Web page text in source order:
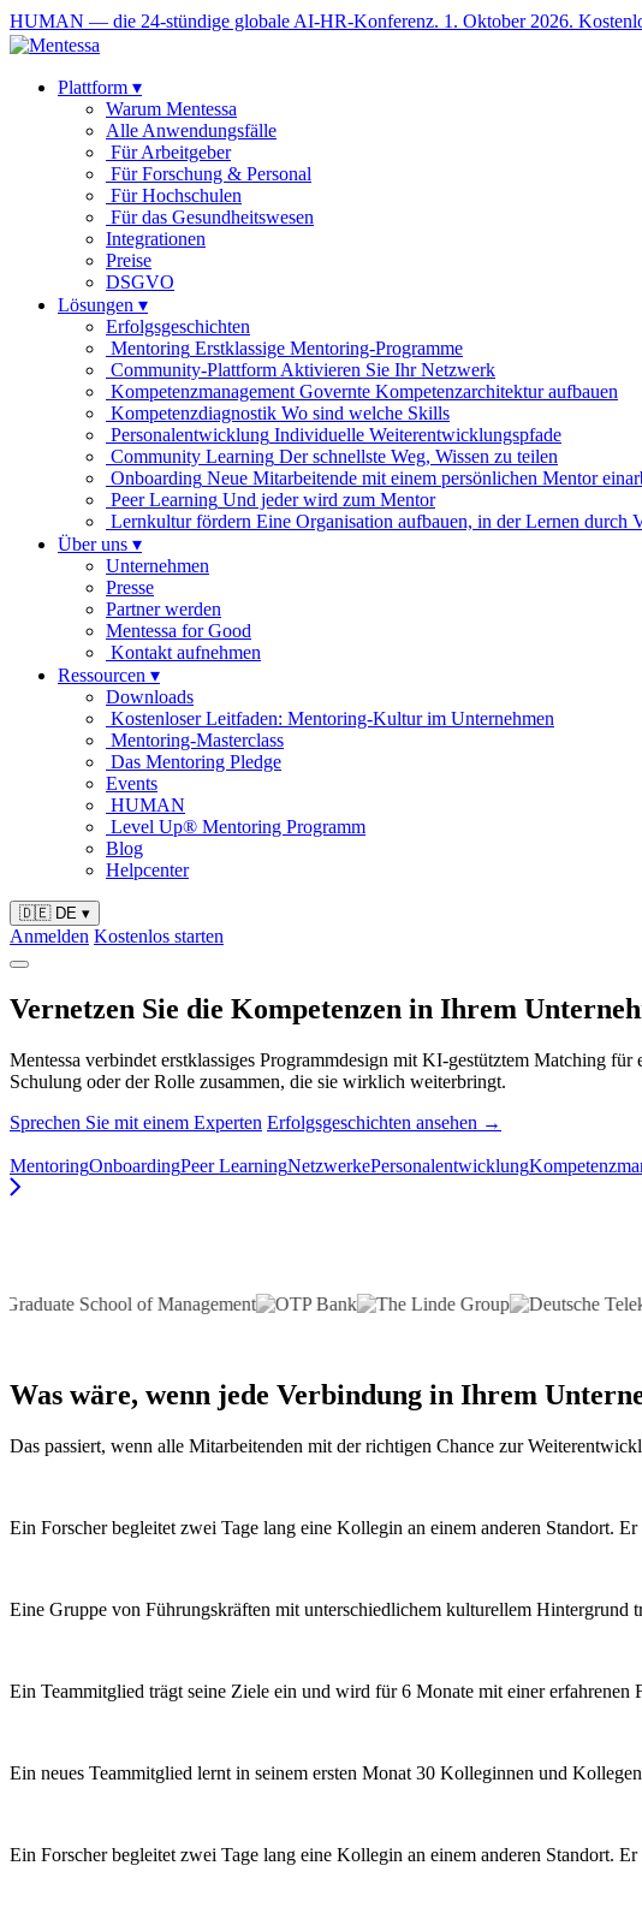
HUMAN — die 24-stündige globale AI-HR-Konferenz. 1. Oktober 2026.
Plattform ▾
Warum Mentessa
Alle Anwendungsfälle
Für Arbeitgeber
Für Forschung & Personal
Für Hochschulen
Für das Gesundheitswesen
Integrationen
Preise
DSGVO
Lösungen ▾
Erfolgsgeschichten
Mentoring Erstklassige Mentoring-Programme
Community-Plattform Aktivieren Sie Ihr Netzwerk
Kompetenzmanagement Governte Kompetenzarchitektur aufbauen
Kompetenzdiagnostik Wo sind welche Skills
Personalentwicklung Individuelle Weiterentwicklungspfade
Community Learning Der schnellste Weg, Wissen zu teilen
Onboarding Neue Mitarbeitende mit einem persönlichen Mentor
Peer Learning Und jeder wird zum Mentor
Lernkultur fördern Eine Organisation aufbauen, in der Lernen durch
Über uns ▾
Unternehmen
Presse
Partner werden
Mentessa for Good
Kontakt aufnehmen
Ressourcen ▾
Downloads
Kostenloser Leitfaden: Mentoring-Kultur im Unternehmen
Mentoring-Masterclass
Das Mentoring Pledge
Events
HUMAN
Level Up® Mentoring Programm
Blog
Helpcenter
🇩🇪 DE ▾
Anmelden Kostenlos starten
Vernetzen Sie die Kompetenzen in Ihrem
Mentessa verbindet erstklassiges Programmdesign mit KI-gestütztem Matching
Schulung oder der Rolle zusammen, die sie wirklich weiterbringt.
Sprechen Sie mit einem Experten Erfolgsgeschichten ansehen →
MentoringOnboardingPeer LearningNetzwerkePersonalentwicklung
Was wäre, wenn jede Verbindung in Ihrem
Das passiert, wenn alle Mitarbeitenden mit der richtigen Chance zur
Ein Forscher begleitet zwei Tage lang eine Kollegin an einem anderen Standort.
Eine Gruppe von Führungskräften mit unterschiedlichem kulturellem Hintergrund
Ein Teammitglied trägt seine Ziele ein und wird für 6 Monate mit einer
Ein neues Teammitglied lernt in seinem ersten Monat 30 Kolleginnen und
Ein Forscher begleitet zwei Tage lang eine Kollegin an einem anderen Standort.